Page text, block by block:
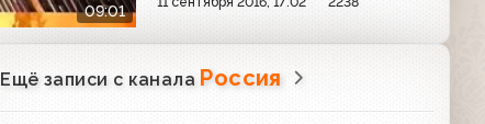
09:01
Ещё записи с канала Россия